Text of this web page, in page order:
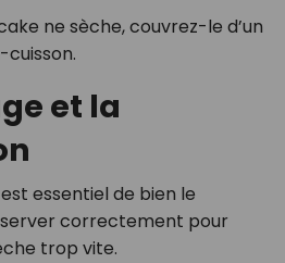
ne sèche, couvrez-le d’un
et la
essentiel de bien le
correctement pour
trop vite.